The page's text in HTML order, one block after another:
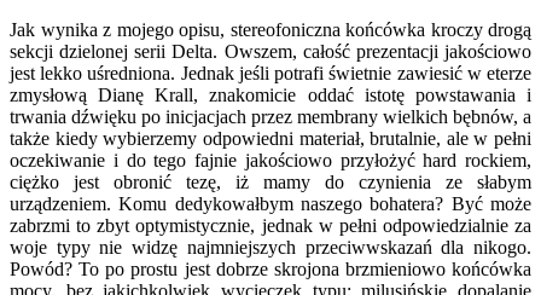
Jak wynika z mojego opisu, stereofoniczna końcówka kroczy drogą
sekcji dzielonej serii Delta. Owszem, całość prezentacji jakościowo
jest lekko uśredniona. Jednak jeśli potrafi świetnie zawiesić w eterze
zmysłową Dianę Krall, znakomicie oddać istotę powstawania i
trwania dźwięku po inicjacjach przez membrany wielkich bębnów, a
także kiedy wybierzemy odpowiedni materiał, brutalnie, ale w pełni
oczekiwanie i do tego fajnie jakościowo przyłożyć hard rockiem,
ciężko jest obronić tezę, iż mamy do czynienia ze słabym
urządzeniem. Komu dedykowałbym naszego bohatera? Być może
zabrzmi to zbyt optymistycznie, jednak w pełni odpowiedzialnie za
woje typy nie widzę najmniejszych przeciwwskazań dla nikogo.
Powód? To po prostu jest dobrze skrojona brzmieniowo końcówka
mocy, bez jakichkolwiek wycieczek typu: milusińskie dopalanie